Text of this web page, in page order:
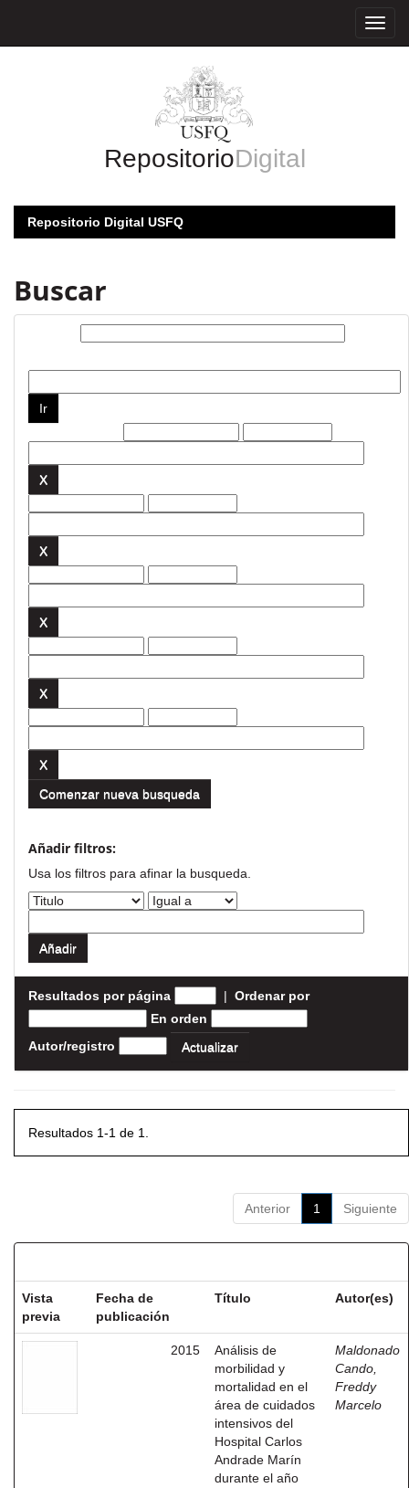
RepositorioDigital
Repositorio Digital USFQ
Buscar
Comenzar nueva busqueda
Añadir filtros:
Usa los filtros para afinar la busqueda.
Resultados por página | Ordenar por
En orden
Autor/registro
Resultados 1-1 de 1.
Anterior 1 Siguiente
Vista
previa
Fecha de
publicación
Título Autor(es)
2015
Análisis de
morbilidad y
mortalidad en el
área de cuidados
intensivos del
Hospital Carlos
Andrade Marín
durante el año
Maldonado
Cando,
Freddy
Marcelo